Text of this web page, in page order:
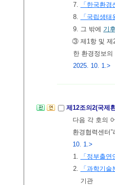
7.
「한국환
8.
「국립생
9. 그 밖에 기
③ 제1항 및 제
한 환경정보
2025. 10. 1.>
제12조의2(국제
다음 각 호의
환경협력센터
10. 1.>
1.
「정부출
2.
「과학기
기관